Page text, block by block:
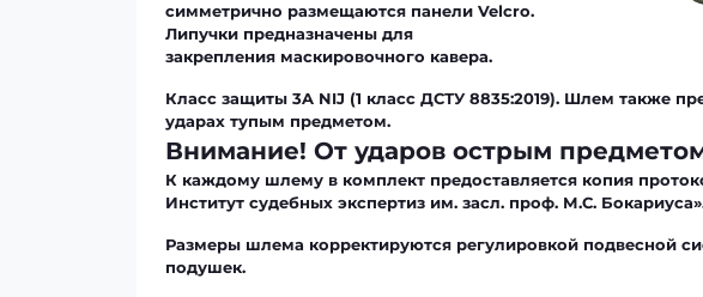
симметрично размещаются панели Velсro.
Липучки предназначены для
закрепления маскировочного кавера.
Класс защиты 3A NIJ (1 класс ДСТУ 8835:2019). Шлем также
ударах тупым предметом.
Внимание! От ударов острым
К каждому шлему в комплект предоставляется копия
Институт судебных экспертиз им. засл. проф. М.С.
Размеры шлема корректируются регулировкой подвесной
подушек.